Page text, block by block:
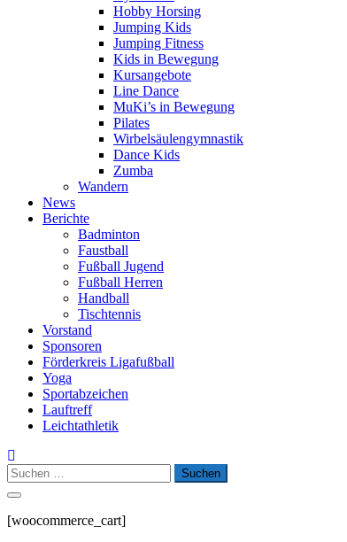
Hobby Horsing
Jumping Kids
Jumping Fitness
Kids in Bewegung
Kursangebote
Line Dance
MuKi’s in Bewegung
Pilates
Wirbelsäulengymnastik
Dance Kids
Zumba
Wandern
News
Berichte
Badminton
Faustball
Fußball Jugend
Fußball Herren
Handball
Tischtennis
Vorstand
Sponsoren
Förderkreis Ligafußball
Yoga
Sportabzeichen
Lauftreff
Leichtathletik
Suchen
nach:
[woocommerce_cart]